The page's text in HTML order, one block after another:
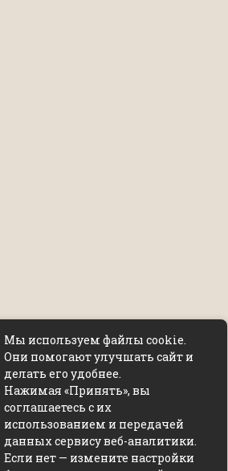
Мы используем файлы cookie.
Они помогают улучшать сайт и
делать его удобнее.
Нажимая «Принять», вы
соглашаетесь с их
использованием и передачей
данных сервису веб-аналитики.
Если нет — измените настройки